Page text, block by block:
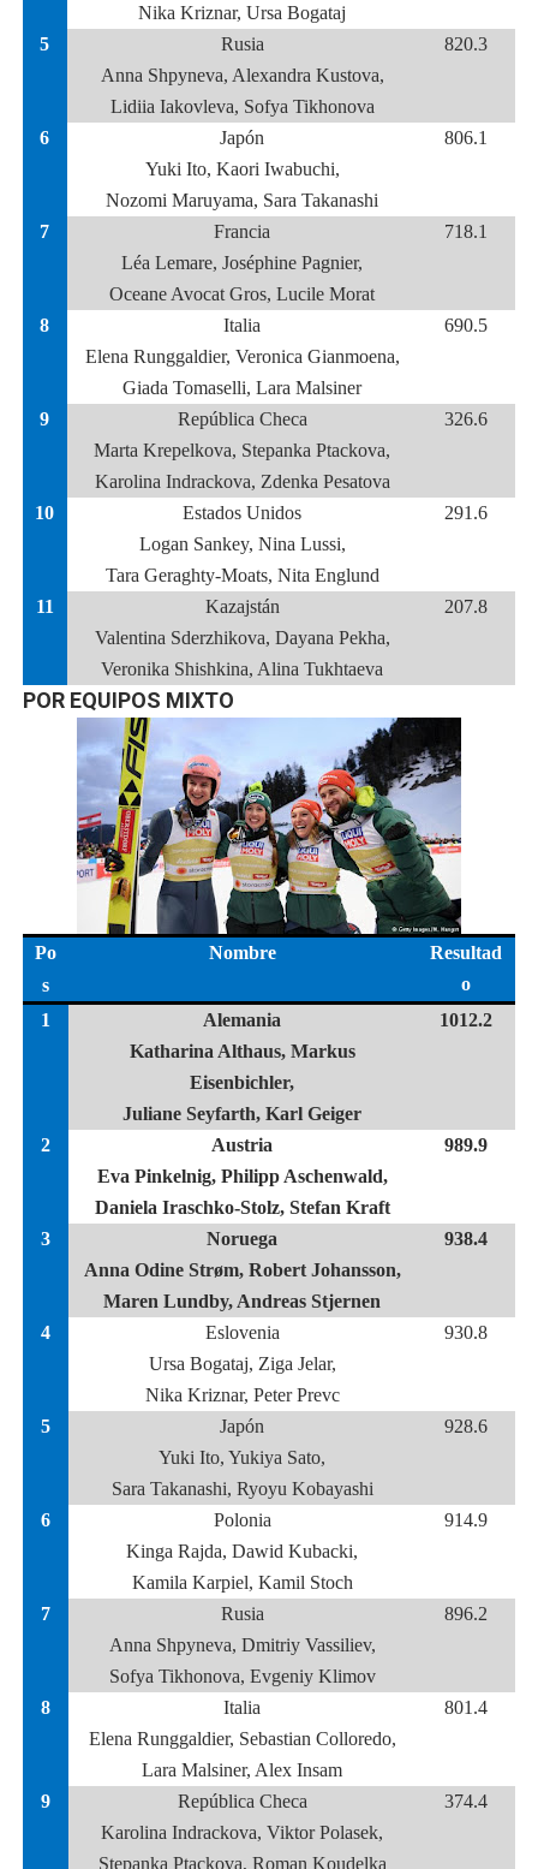
Nika Kriznar, Ursa Bogataj
5
Rusia
Anna Shpyneva, Alexandra Kustova,
Lidiia Iakovleva, Sofya Tikhonova
820.3
6
Japón
Yuki Ito, Kaori Iwabuchi,
Nozomi Maruyama, Sara Takanashi
806.1
7
Francia
Léa Lemare, Joséphine Pagnier,
Oceane Avocat Gros, Lucile Morat
718.1
8
Italia
Elena Runggaldier, Veronica Gianmoena,
Giada Tomaselli, Lara Malsiner
690.5
9
República Checa
Marta Krepelkova, Stepanka Ptackova,
Karolina Indrackova, Zdenka Pesatova
326.6
10
Estados Unidos
Logan Sankey, Nina Lussi,
Tara Geraghty-Moats, Nita Englund
291.6
11
Kazajstán
Valentina Sderzhikova, Dayana Pekha,
Veronika Shishkina, Alina Tukhtaeva
207.8
POR EQUIPOS MIXTO
Po
s
Nombre
Resultad
o
1
Alemania
Katharina Althaus, Markus
Eisenbichler,
Juliane Seyfarth, Karl Geiger
1012.2
2
Austria
Eva Pinkelnig, Philipp Aschenwald,
Daniela Iraschko-Stolz, Stefan Kraft
989.9
3
Noruega
Anna Odine Strøm, Robert Johansson,
Maren Lundby, Andreas Stjernen
938.4
4
Eslovenia
Ursa Bogataj, Ziga Jelar,
Nika Kriznar, Peter Prevc
930.8
5
Japón
Yuki Ito, Yukiya Sato,
Sara Takanashi, Ryoyu Kobayashi
928.6
6
Polonia
Kinga Rajda, Dawid Kubacki,
Kamila Karpiel, Kamil Stoch
914.9
7
Rusia
Anna Shpyneva, Dmitriy Vassiliev,
Sofya Tikhonova, Evgeniy Klimov
896.2
8
Italia
Elena Runggaldier, Sebastian Colloredo,
Lara Malsiner, Alex Insam
801.4
9
República Checa
Karolina Indrackova, Viktor Polasek,
Stepanka Ptackova, Roman Koudelka
374.4